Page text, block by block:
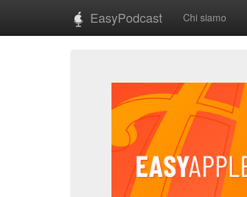
EasyPodcast Chi siamo